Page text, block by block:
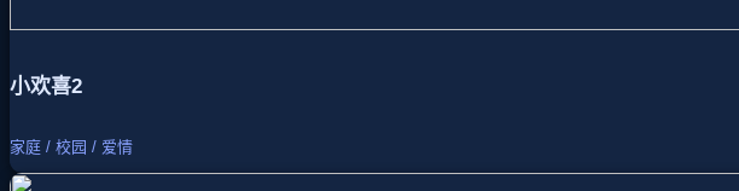
小欢喜2
家庭 / 校园 / 爱情